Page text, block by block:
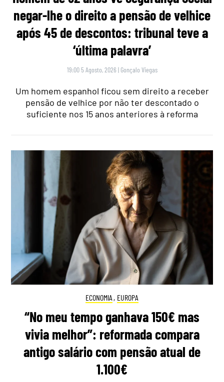
negar-lhe o direito a pensão de velhice
após 45 de descontos: tribunal teve a
‘última palavra’
19:00 5 Agosto, 2026 | Gonçalo Viegas
Um homem espanhol ficou sem direito a receber
pensão de velhice por não ter descontado o
suficiente nos 15 anos anteriores à reforma
ECONOMIA , EUROPA
“No meu tempo ganhava 150€ mas
vivia melhor”: reformada compara
antigo salário com pensão atual de
1.100€